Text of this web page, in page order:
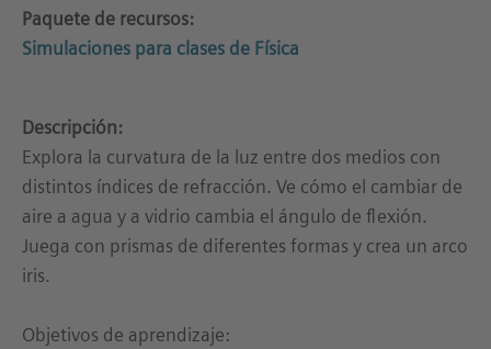
Paquete de recursos:
Simulaciones para clases de Física
Descripción:
Explora la curvatura de la luz entre dos medios con
distintos índices de refracción. Ve cómo el cambiar de
aire a agua y a vidrio cambia el ángulo de flexión.
Juega con prismas de diferentes formas y crea un arco
iris.
Objetivos de aprendizaje: